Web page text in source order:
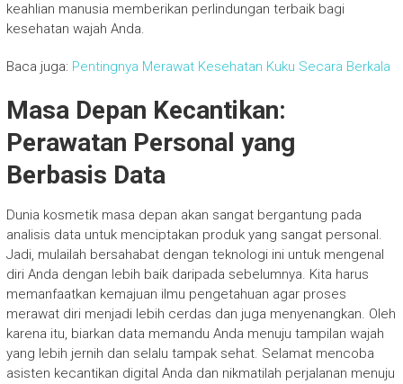
keahlian manusia memberikan perlindungan terbaik bagi
kesehatan wajah Anda.
Baca juga: Pentingnya Merawat Kesehatan Kuku Secara Berkala
Masa Depan Kecantikan:
Perawatan Personal yang
Berbasis Data
Dunia kosmetik masa depan akan sangat bergantung pada
analisis data untuk menciptakan produk yang sangat personal.
Jadi, mulailah bersahabat dengan teknologi ini untuk mengenal
diri Anda dengan lebih baik daripada sebelumnya. Kita harus
memanfaatkan kemajuan ilmu pengetahuan agar proses
merawat diri menjadi lebih cerdas dan juga menyenangkan. Oleh
karena itu, biarkan data memandu Anda menuju tampilan wajah
yang lebih jernih dan selalu tampak sehat. Selamat mencoba
asisten kecantikan digital Anda dan nikmatilah perjalanan menuju